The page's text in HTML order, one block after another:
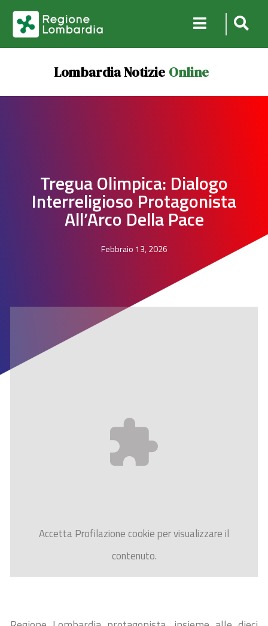
Lombardia Notizie Online
Tregua Olimpica: Dialogo
Interreligioso Protagonista
All’Arco Della Pace
Febbraio 13, 2026
AccettaProfilazionecookie per visualizzare il
contenuto.